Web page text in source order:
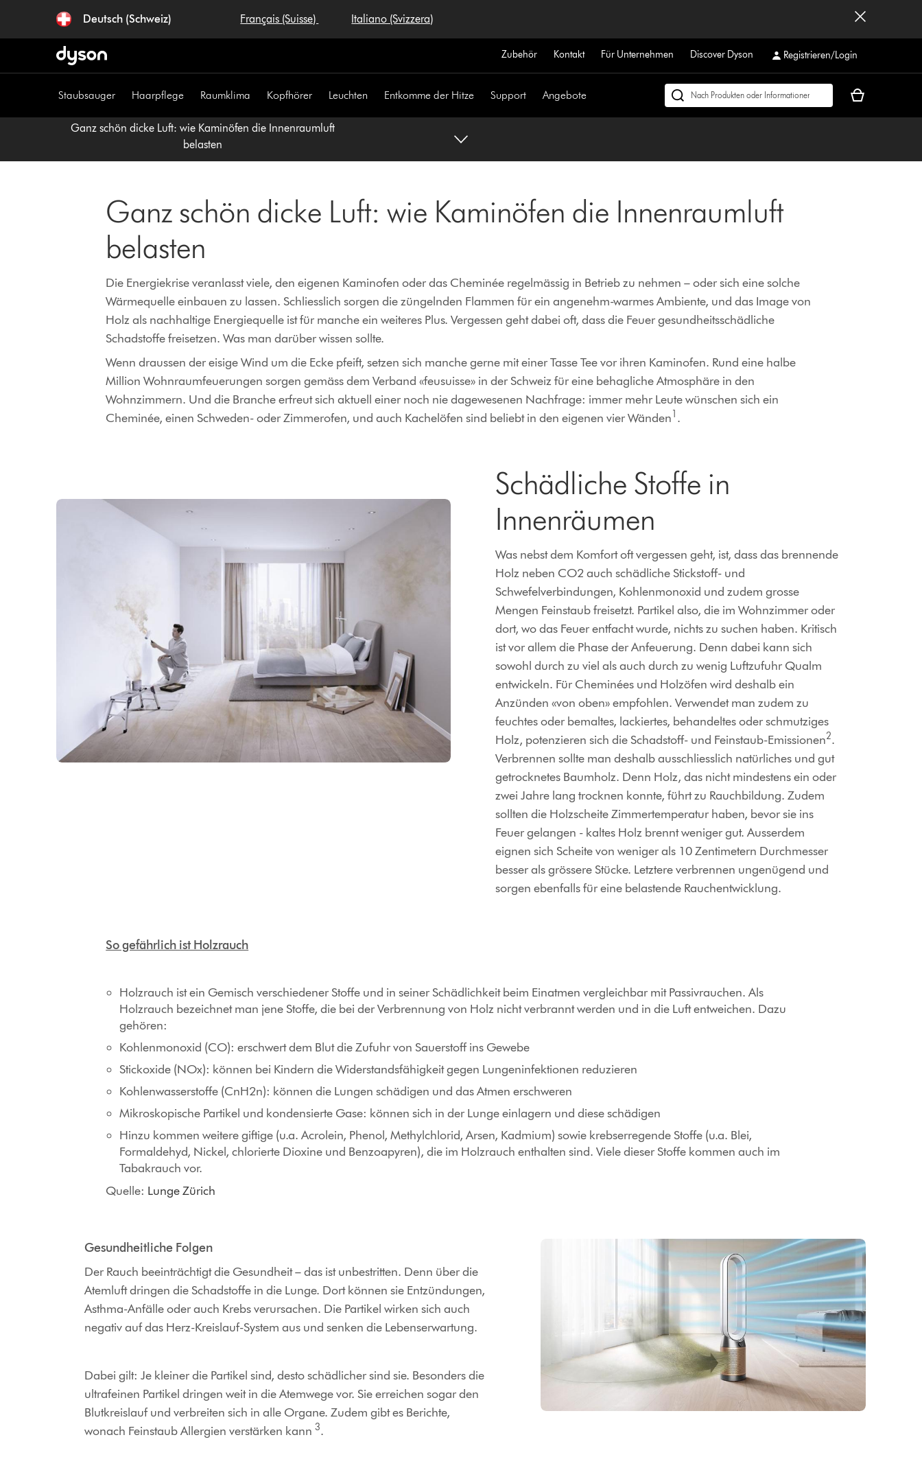
überspringen
Deutsch (Schweiz) Français (Suisse) Italiano (Svizzera)
Zubehör Kontakt Für Unternehmen Discover Dyson Registrieren/Login
Staubsauger Haarpflege Raumklima Kopfhörer Leuchten Entkomme der Hitze Support Angebote
Dyson.ch
Dein
Ganz schön dicke Luft: wie Kaminöfen die Innenraumluft
belasten
Ganz schön dicke Luft: wie Kaminöfen die Innenraumluft
belasten
Die Energiekrise veranlasst viele, den eigenen Kaminofen oder das Cheminée regelmässig in Betrieb zu nehmen – oder sich eine solche
Wärmequelle einbauen zu lassen. Schliesslich sorgen die züngelnden Flammen für ein angenehm-warmes Ambiente, und das Image von
Holz als nachhaltige Energiequelle ist für manche ein weiteres Plus. Vergessen geht dabei oft, dass die Feuer gesundheitsschädliche
Schadstoffe freisetzen. Was man darüber wissen sollte.
Wenn draussen der eisige Wind um die Ecke pfeift, setzen sich manche gerne mit einer Tasse Tee vor ihren Kaminofen. Rund eine halbe
Million Wohnraumfeuerungen sorgen gemäss dem Verband «feusuisse» in der Schweiz für eine behagliche Atmosphäre in den
Wohnzimmern. Und die Branche erfreut sich aktuell einer noch nie dagewesenen Nachfrage: immer mehr Leute wünschen sich ein
Cheminée, einen Schweden- oder Zimmerofen, und auch Kachelöfen sind beliebt in den eigenen vier Wänden1 .
Schädliche Stoffe in
Innenräumen
Was nebst dem Komfort oft vergessen geht, ist, dass das brennende
Holz neben CO2 auch schädliche Stickstoff- und
Schwefelverbindungen, Kohlenmonoxid und zudem grosse
Mengen Feinstaub freisetzt. Partikel also, die im Wohnzimmer oder
dort, wo das Feuer entfacht wurde, nichts zu suchen haben. Kritisch
ist vor allem die Phase der Anfeuerung. Denn dabei kann sich
sowohl durch zu viel als auch durch zu wenig Luftzufuhr Qualm
entwickeln. Für Cheminées und Holzöfen wird deshalb ein
Anzünden «von oben» empfohlen. Verwendet man zudem zu
feuchtes oder bemaltes, lackiertes, behandeltes oder schmutziges
Holz, potenzieren sich die Schadstoff- und Feinstaub-Emissionen2.
Verbrennen sollte man deshalb ausschliesslich natürliches und gut
getrocknetes Baumholz. Denn Holz, das nicht mindestens ein oder
zwei Jahre lang trocknen konnte, führt zu Rauchbildung. Zudem
sollten die Holzscheite Zimmertemperatur haben, bevor sie ins
Feuer gelangen - kaltes Holz brennt weniger gut. Ausserdem
eignen sich Scheite von weniger als 10 Zentimetern Durchmesser
besser als grössere Stücke. Letztere verbrennen ungenügend und
sorgen ebenfalls für eine belastende Rauchentwicklung.
So gefährlich ist Holzrauch
Holzrauch ist ein Gemisch verschiedener Stoffe und in seiner Schädlichkeit beim Einatmen vergleichbar mit Passivrauchen. Als
Holzrauch bezeichnet man jene Stoffe, die bei der Verbrennung von Holz nicht verbrannt werden und in die Luft entweichen. Dazu
gehören:
Kohlenmonoxid (CO): erschwert dem Blut die Zufuhr von Sauerstoff ins Gewebe
Stickoxide (NOx): können bei Kindern die Widerstandsfähigkeit gegen Lungeninfektionen reduzieren
Kohlenwasserstoffe (CnH2n): können die Lungen schädigen und das Atmen erschweren
Mikroskopische Partikel und kondensierte Gase: können sich in der Lunge einlagern und diese schädigen
Hinzu kommen weitere giftige (u.a. Acrolein, Phenol, Methylchlorid, Arsen, Kadmium) sowie krebserregende Stoffe (u.a. Blei,
Formaldehyd, Nickel, chlorierte Dioxine und Benzoapyren), die im Holzrauch enthalten sind. Viele dieser Stoffe kommen auch im
Tabakrauch vor.
Quelle: Lunge Zürich
Gesundheitliche Folgen
Der Rauch beeinträchtigt die Gesundheit – das ist unbestritten. Denn über die
Atemluft dringen die Schadstoffe in die Lunge. Dort können sie Entzündungen,
Asthma-Anfälle oder auch Krebs verursachen. Die Partikel wirken sich auch
negativ auf das Herz-Kreislauf-System aus und senken die Lebenserwartung.
Dabei gilt: Je kleiner die Partikel sind, desto schädlicher sind sie. Besonders die
ultrafeinen Partikel dringen weit in die Atemwege vor. Sie erreichen sogar den
Blutkreislauf und verbreiten sich in alle Organe. Zudem gibt es Berichte,
wonach Feinstaub Allergien verstärken kann3.